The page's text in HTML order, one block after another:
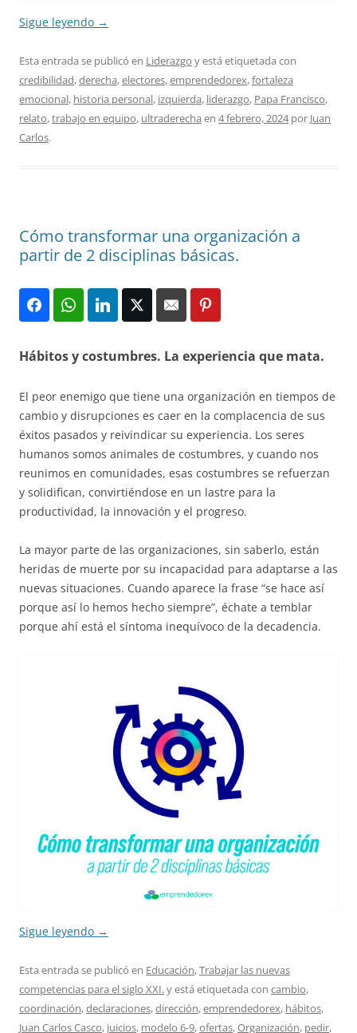
Sigue leyendo →
Esta entrada se publicó en Liderazgo y está etiquetada con
credibilidad,derecha,electores,emprendedorex,fortaleza
emocional, historia personal, izquierda, liderazgo, Papa Francisco,
relato,trabajo en equipo, ultraderecha en 4 febrero, 2024por Juan
Carlos.
Cómo transformar una organización a
partir de 2 disciplinas básicas.
Hábitos y costumbres. La experiencia que mata.
El peor enemigo que tiene una organización en tiempos de
cambio y disrupciones es caer en la complacencia de sus
éxitos pasados y reivindicar su experiencia. Los seres
humanos somos animales de costumbres, y cuando nos
reunimos en comunidades, esas costumbres se refuerzan
y solidifican, convirtiéndose en un lastre para la
productividad, la innovación y el progreso.
La mayor parte de las organizaciones, sin saberlo, están
heridas de muerte por su incapacidad para adaptarse a las
nuevas situaciones. Cuando aparece la frase “se hace así
porque así lo hemos hecho siempre”, échate a temblar
porque ahí está el síntoma inequívoco de la decadencia.
Sigue leyendo →
Esta entrada se publicó en Educación,Trabajar las nuevas
competencias para el siglo XXI.y está etiquetada con cambio,
coordinación,declaraciones,dirección,emprendedorex, hábitos,
Juan Carlos Casco, juicios, modelo 6-9,ofertas,Organización, pedir,